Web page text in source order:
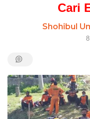
Cari
Shohibul